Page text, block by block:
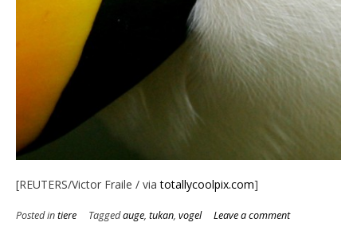
[REUTERS/Victor Fraile / viatotallycoolpix.com]
Posted intiere Taggedauge, tukan, vogel Leave a comment